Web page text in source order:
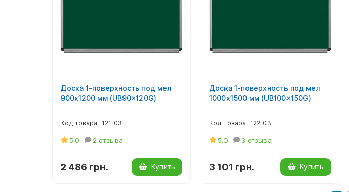
Доска 1-поверхность под мел
900х1200 мм (UB90x120G)
121-03
5.0 2 отзыва
2 486 грн. Купить
Доска 1-поверхность под мел
1000х1500 мм (UB100x150G)
122-03
5.0 3 отзыва
3 101 грн. Купить